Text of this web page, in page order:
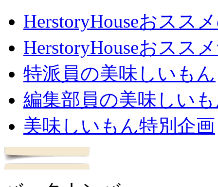
HerstoryHouseおスス
HerstoryHouseおスス
特派員の美味しいもん
編集部員の美味しい
美味しいもん特別企画